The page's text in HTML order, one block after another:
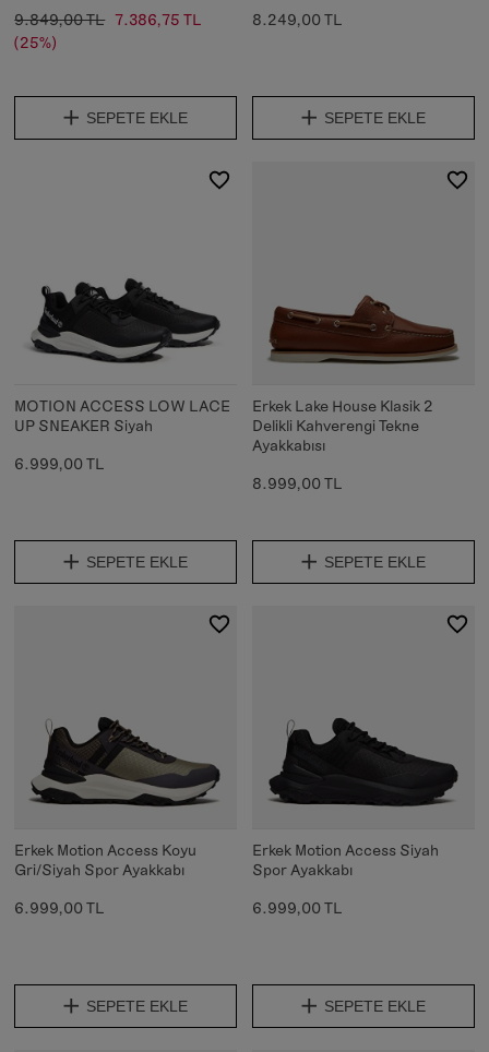
9.849,00 TL 7.386,75 TL
(25%)
SEPETE EKLE
8.249,00 TL
SEPETE EKLE
MOTION ACCESS LOW LACE
UP SNEAKER Siyah
6.999,00 TL
SEPETE EKLE
Erkek Lake House Klasik 2
Delikli Kahverengi Tekne
Ayakkabısı
8.999,00 TL
SEPETE EKLE
Erkek Motion Access Koyu
Gri/Siyah Spor Ayakkabı
6.999,00 TL
SEPETE EKLE
Erkek Motion Access Siyah
Spor Ayakkabı
6.999,00 TL
SEPETE EKLE